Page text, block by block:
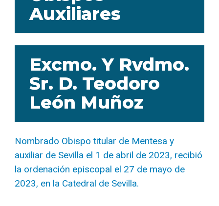
Auxiliares
Excmo. Y Rvdmo.
Sr. D. Teodoro
León Muñoz
Nombrado Obispo titular de Mentesa y
auxiliar de Sevilla el 1 de abril de 2023, recibió
la ordenación episcopal el 27 de mayo de
2023, en la Catedral de Sevilla.